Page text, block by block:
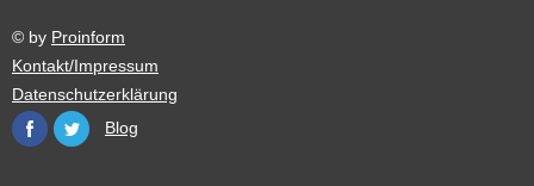
© by Proinform
Kontakt/Impressum
Datenschutzerklärung
Blog